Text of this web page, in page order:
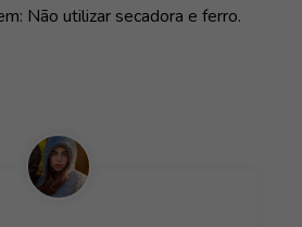
Não utilizar secadora e ferro.